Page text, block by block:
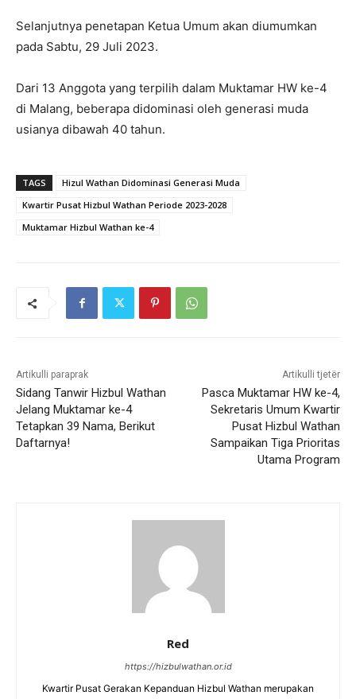
Selanjutnya penetapan Ketua Umum akan diumumkan
pada Sabtu, 29 Juli 2023.
Dari 13 Anggota yang terpilih dalam Muktamar HW ke-4
di Malang, beberapa didominasi oleh generasi muda
usianya dibawah 40 tahun.
TAGS
Hizul Wathan Didominasi Generasi Muda
Kwartir Pusat Hizbul Wathan Periode 2023-2028
Muktamar Hizbul Wathan ke-4
Artikulli paraprak
Sidang Tanwir Hizbul Wathan
Jelang Muktamar ke-4
Tetapkan 39 Nama, Berikut
Daftarnya!
Artikulli tjetër
Pasca Muktamar HW ke-4,
Sekretaris Umum Kwartir
Pusat Hizbul Wathan
Sampaikan Tiga Prioritas
Utama Program
Red
https://hizbulwathan.or.id
Kwartir Pusat Gerakan Kepanduan Hizbul Wathan merupakan